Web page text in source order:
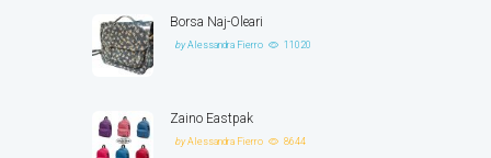
Borsa Naj-Oleari
byAlessandra Fierro 11020
Zaino Eastpak
byAlessandra Fierro 8644